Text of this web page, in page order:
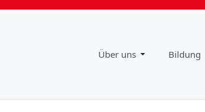
Impressum
Downloads
Über uns Bildung